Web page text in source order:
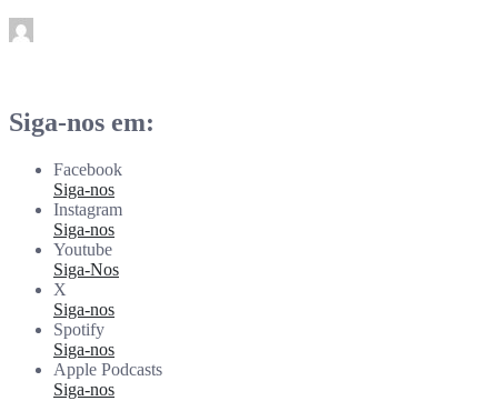
Siga-nos em:
Facebook
Siga-nos
Instagram
Siga-nos
Youtube
Siga-Nos
X
Siga-nos
Spotify
Siga-nos
Apple Podcasts
Siga-nos